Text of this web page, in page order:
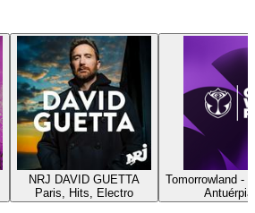
NRJ DAVID GUETTA
Paris, Hits, Electro
Tomorrowland -